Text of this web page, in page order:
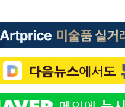
54조 투자…"AI 메모리 수요 선제 대
제르바이잔 투란VC 입단
다보니…한국 축구 '5승 2무'
내린 798.81마감
내린 6258.77에 마쳐